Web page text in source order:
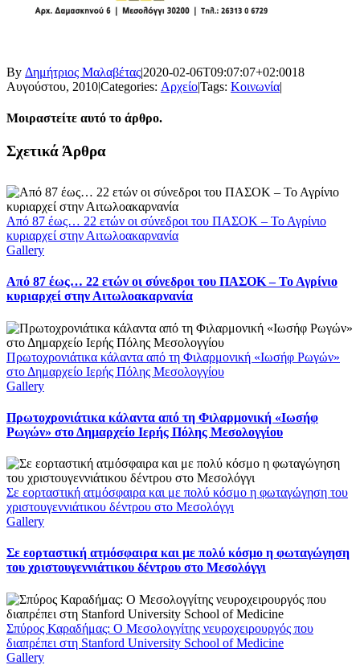
By Δημήτριος Μαλαβέτας|2020-02-06T09:07:07+02:0018
Αυγούστου, 2010|Categories: Αρχείο|Tags: Κοινωνία|
Μοιραστείτε αυτό το άρθρο.
Facebook
X
LinkedIn
WhatsApp
Email
Σχετικά Άρθρα
Από 87 έως… 22 ετών οι σύνεδροι του ΠΑΣΟΚ – Το Αγρίνιο
κυριαρχεί στην Αιτωλοακαρνανία
Gallery
Από 87 έως… 22 ετών οι σύνεδροι του ΠΑΣΟΚ – Το Αγρίνιο
κυριαρχεί στην Αιτωλοακαρνανία
Πρωτοχρονιάτικα κάλαντα από τη Φιλαρμονική «Ιωσήφ Ρωγών»
στο Δημαρχείο Ιερής Πόλης Μεσολογγίου
Gallery
Πρωτοχρονιάτικα κάλαντα από τη Φιλαρμονική «Ιωσήφ
Ρωγών» στο Δημαρχείο Ιερής Πόλης Μεσολογγίου
Σε εορταστική ατμόσφαιρα και με πολύ κόσμο η φωταγώγηση του
χριστουγεννιάτικου δέντρου στο Μεσολόγγι
Gallery
Σε εορταστική ατμόσφαιρα και με πολύ κόσμο η φωταγώγηση
του χριστουγεννιάτικου δέντρου στο Μεσολόγγι
Σπύρος Καραδήμας: Ο Μεσολογγίτης νευροχειρουργός που
διαπρέπει στη Stanford University School of Medicine
Gallery